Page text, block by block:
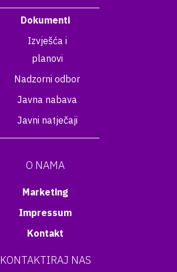
Dokumenti
Izvješća i
planovi
Nadzorni odbor
Javna nabava
Javni natječaji
O NAMA
Marketing
Impressum
Kontakt
KONTAKTIRAJ NAS